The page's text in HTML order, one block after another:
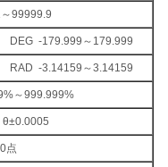
99999.9
DEG -179.999～179.999
RAD -3.14159～3.14159
～999.999%
点